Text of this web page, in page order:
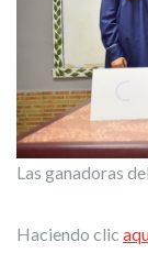
Las ganadoras
Haciendo clic